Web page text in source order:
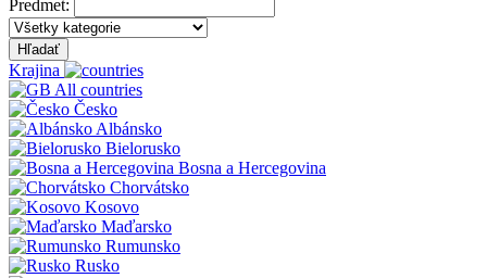
Predmet:
Hľadať
Krajina
All countries
Česko
Albánsko
Bielorusko
Bosna a Hercegovina
Chorvátsko
Kosovo
Maďarsko
Rumunsko
Rusko